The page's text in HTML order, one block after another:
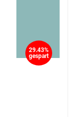
29.43%
gespart